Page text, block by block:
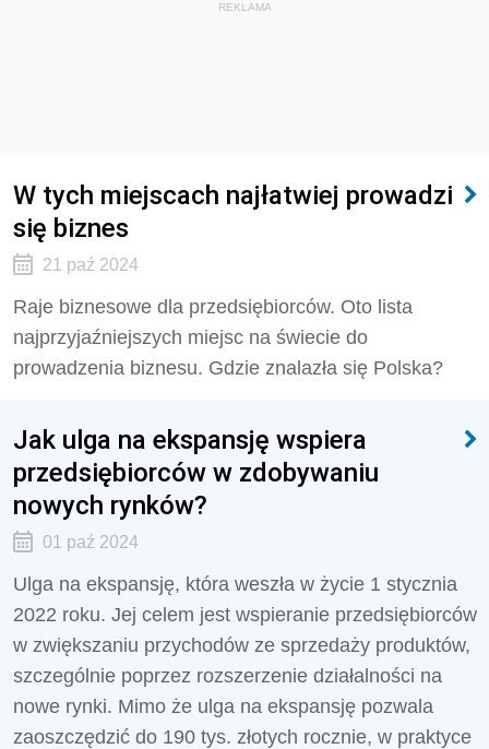
REKLAMA
W tych miejscach najłatwiej prowadzi
się biznes
21 paź 2024
Raje biznesowe dla przedsiębiorców. Oto lista
najprzyjaźniejszych miejsc na świecie do
prowadzenia biznesu. Gdzie znalazła się Polska?
Jak ulga na ekspansję wspiera
przedsiębiorców w zdobywaniu
nowych rynków?
01 paź 2024
Ulga na ekspansję, która weszła w życie 1 stycznia
2022 roku. Jej celem jest wspieranie przedsiębiorców
w zwiększaniu przychodów ze sprzedaży produktów,
szczególnie poprzez rozszerzenie działalności na
nowe rynki. Mimo że ulga na ekspansję pozwala
zaoszczędzić do 190 tys. złotych rocznie, w praktyce